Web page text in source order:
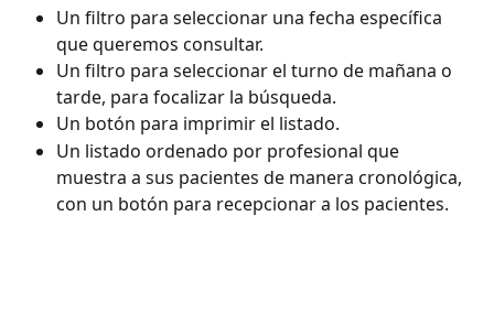
Un filtro para seleccionar una fecha específica
que queremos consultar.
Un filtro para seleccionar el turno de mañana o
tarde, para focalizar la búsqueda.
Un botón para imprimir el listado.
Un listado ordenado por profesional que
muestra a sus pacientes de manera cronológica,
con un botón para recepcionar a los pacientes.